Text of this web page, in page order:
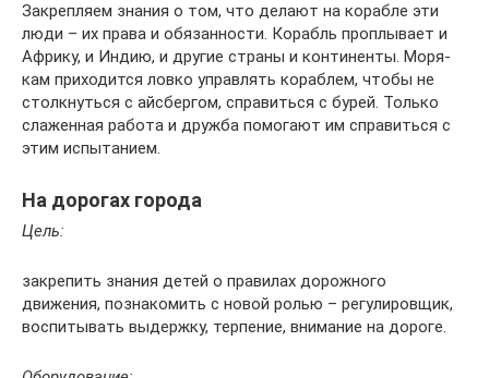
Закреп­ляем знания о том, что делают на корабле эти
люди – их права и обязанности. Корабль проп­лы­вает и
Африку, и Индию, и другие страны и континенты. Моря­
кам прихо­дится ловко управ­лять кораблем, чтобы не
стол­к­нуться с айсбергом, спра­виться с бурей. Только
слажен­ная работа и дружба помо­гают им спра­виться с
этим испытанием.
На дорогах города
Цель:
закре­пить знания детей о прави­лах дорож­ного
движения, позна­ко­мить с новой ролью – регулировщик,
воспи­ты­вать выдержку, терпение, внима­ние на дороге.